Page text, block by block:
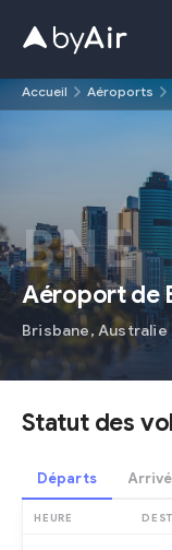
Accueil Aéroports
BNE
Aéroport de
Brisbane,Australie
Statut des
Départs
HEURE